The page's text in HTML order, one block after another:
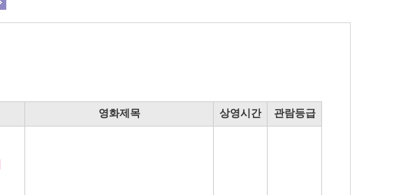
영화제목 상영시간 관람등급